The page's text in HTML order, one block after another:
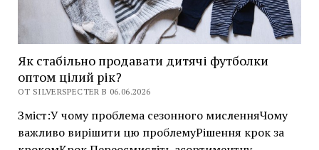
Як стабільно продавати дитячі футболки
оптом цілий рік?
ОТ SILVERSPECTER В 06.06.2026
Зміст:У чому проблема сезонного мисленняЧому
важливо вирішити цю проблемуРішення крок за